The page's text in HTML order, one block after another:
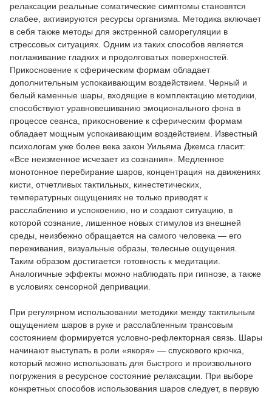
релаксации реальные соматические симптомы становятся
слабее, активируются ресурсы организма. Методика включает
в себя также методы для экстренной саморегуляции в
стрессовых ситуациях. Одним из таких способов является
поглаживание гладких и продолговатых поверхностей.
Прикосновение к сферическим формам обладает
дополнительным успокаивающим воздействием. Черный и
белый каменные шары, входящие в комплектацию методики,
способствуют уравновешиванию эмоционального фона в
процессе сеанса, прикосновение к сферическим формам
обладает мощным успокаивающим воздействием. Известный
психологам уже более века закон Уильяма Джемса гласит:
«Все неизменное исчезает из сознания». Медленное
монотонное перебирание шаров, концентрация на движениях
кисти, отчетливых тактильных, кинестетических,
температурных ощущениях не только приводят к
расслаблению и успокоению, но и создают ситуацию, в
которой сознание, лишенное новых стимулов из внешней
среды, неизбежно обращается на самого человека — его
переживания, визуальные образы, телесные ощущения.
Таким образом достигается готовность к медитации.
Аналогичные эффекты можно наблюдать при гипнозе, а также
в условиях сенсорной депривации.
При регулярном использовании методики между тактильным
ощущением шаров в руке и расслабленным трансовым
состоянием формируется условно-рефлекторная связь. Шары
начинают выступать в роли «якоря» — спускового крючка,
который можно использовать для быстрого и произвольного
погружения в ресурсное состояние релаксации. При выборе
конкретных способов использования шаров следует, в первую